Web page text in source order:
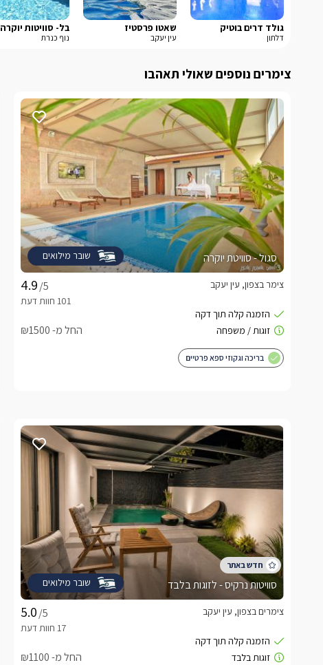
גולד דרים בוטיק
דלתון
שאטו פרסטיז
עין יעקב
בל- סוויטות יוקרה
נוף כנרת
צימרים נוספים שאולי תאהבו
שובר מילואים
סגול - סוויטת יוקרה
/5
צימר בצפון, עין יעקב
החל מ- ₪1500
בריכה וגקוזי ספא פרטיים
שובר מילואים
סוויטות נרקיס - לזוגות בלבד
/5
צימרים בצפון, עין יעקב
החל מ- ₪1100